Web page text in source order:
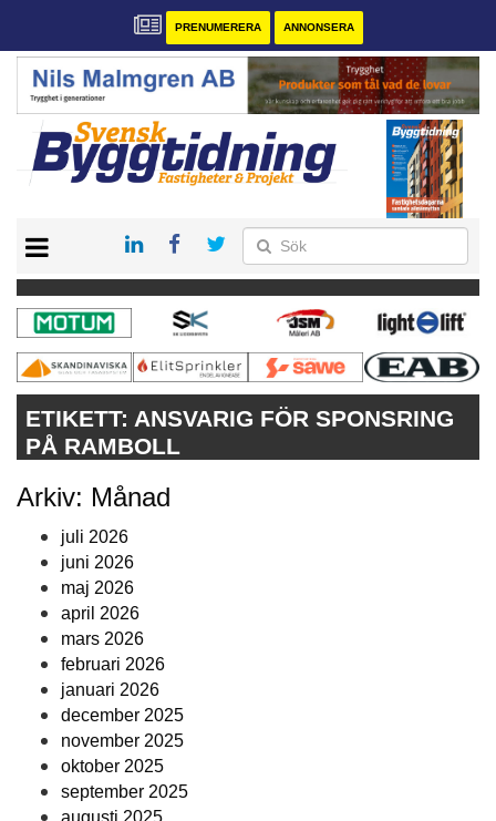
PRENUMERERA ANNONSERA
PRENUMERERA
VÅRA ANDRA MAGASIN
ANNONSERA
KONTAKT
ETIKETT: ANSVARIG FÖR SPONSRING
PÅ RAMBOLL
Arkiv: Månad
juli 2026
juni 2026
maj 2026
april 2026
mars 2026
februari 2026
januari 2026
december 2025
november 2025
oktober 2025
september 2025